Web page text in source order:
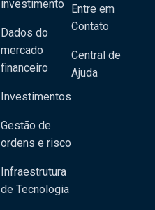
investimento
Dados do
mercado
financeiro
Investimentos
Gestão de
ordens e risco
Infraestrutura
de Tecnologia
Entre em
Contato
Central de
Ajuda